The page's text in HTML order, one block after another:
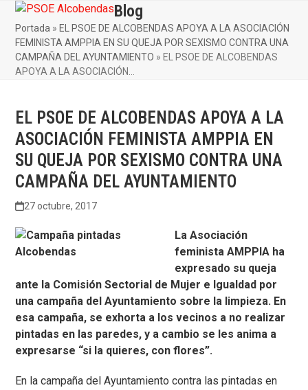
Skip
content
Open
mobile
menu
Close
mobile
menu
Blog
Portada » EL PSOE DE ALCOBENDAS APOYA A LA ASOCIACIÓN
FEMINISTA AMPPIA EN SU QUEJA POR SEXISMO CONTRA UNA
CAMPAÑA DEL AYUNTAMIENTO » EL PSOE DE ALCOBENDAS
APOYA A LA ASOCIACIÓN…
EL PSOE DE ALCOBENDAS APOYA A LA
ASOCIACIÓN FEMINISTA AMPPIA EN
SU QUEJA POR SEXISMO CONTRA UNA
CAMPAÑA DEL AYUNTAMIENTO
27 octubre, 2017
La Asociación
feminista AMPPIA ha
expresado su queja
ante la Comisión Sectorial de Mujer e Igualdad por
una campaña del Ayuntamiento sobre la limpieza. En
esa campaña, se exhorta a los vecinos a no realizar
pintadas en las paredes, y a cambio se les anima a
expresarse “si la quieres, con flores”.
En la campaña del Ayuntamiento contra las pintadas en